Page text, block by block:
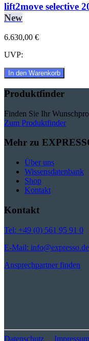
lift2move selective
New
6.630,00 €
UVP:
In den Warenkorb
Produktfinder
Finden Sie Ihr
Zum Produktfinder
Mehr zu
Über uns
Wissensdatenbank
Shop
Kontakt
Kontakt
Tel: +49 (0) 561 95 91 0
E-Mail: info@expresso.de
Ansprechpartner finden
Datenschutz Impressum